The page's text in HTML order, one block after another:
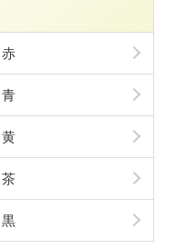
赤
青
黄
茶
黒